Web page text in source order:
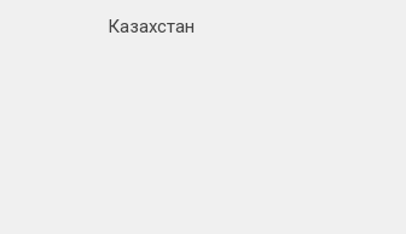
Казахстан